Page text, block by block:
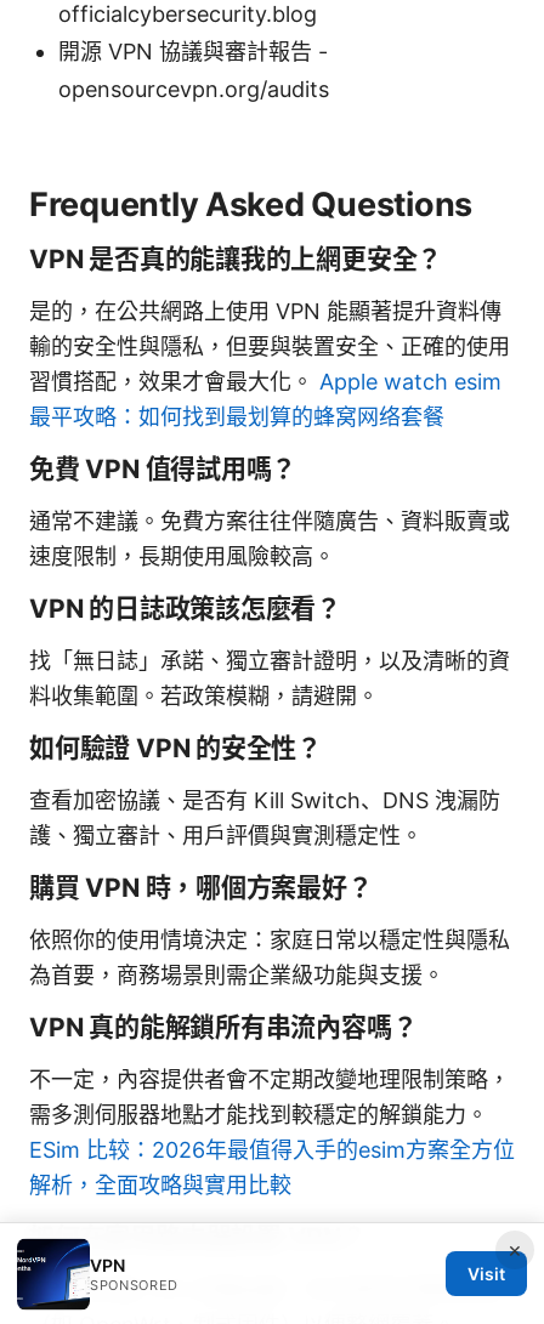
officialcybersecurity.blog
開源 VPN 協議與審計報告 -
opensourcevpn.org/audits
Frequently Asked Questions
VPN 是否真的能讓我的上網更安全？
是的，在公共網路上使用 VPN 能顯著提升資料傳
輸的安全性與隱私，但要與裝置安全、正確的使用
習慣搭配，效果才會最大化。 Apple watch esim
最平攻略：如何找到最划算的蜂窝网络套餐
免費 VPN 值得試用嗎？
通常不建議。免費方案往往伴隨廣告、資料販賣或
速度限制，長期使用風險較高。
VPN 的日誌政策該怎麼看？
找「無日誌」承諾、獨立審計證明，以及清晰的資
料收集範圍。若政策模糊，請避開。
如何驗證 VPN 的安全性？
查看加密協議、是否有 Kill Switch、DNS 洩漏防
護、獨立審計、用戶評價與實測穩定性。
購買 VPN 時，哪個方案最好？
依照你的使用情境決定：家庭日常以穩定性與隱私
為首要，商務場景則需企業級功能與支援。
VPN 真的能解鎖所有串流內容嗎？
不一定，內容提供者會不定期改變地理限制策略，
需多測伺服器地點才能找到較穩定的解鎖能力。
ESim 比较：2026年最值得入手的esim方案全方位
解析，全面攻略與實用比較
如何在家用路由器設置 VPN？
需要有支援 VPN 的路由器，亦可使用可替換韌體
×
VPN
SPONSORED
Visit